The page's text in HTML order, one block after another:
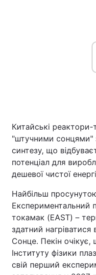
Китайські
"штучними сонцями"
синтезу, що
потенціал для
дешевої чистої
Найбільш
Експериментальний
токамак (EAST) –
здатний нагріватися
Сонце. Пекін очікує,
Інституту фізики
свій перший